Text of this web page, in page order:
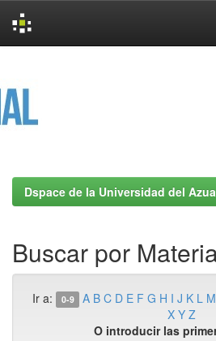
Dspace de la Universidad del
Buscar por
Ir a: 0-9 A B C D E F G H I J K L M
X Y Z
O introducir las